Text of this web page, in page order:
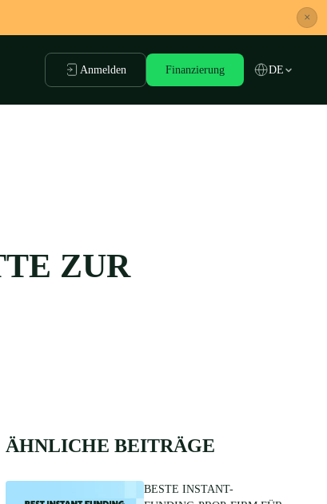
×
Anmelden Finanzierung DE
ZUR
ÄHNLICHE BEITRÄGE
BESTE INSTANT-